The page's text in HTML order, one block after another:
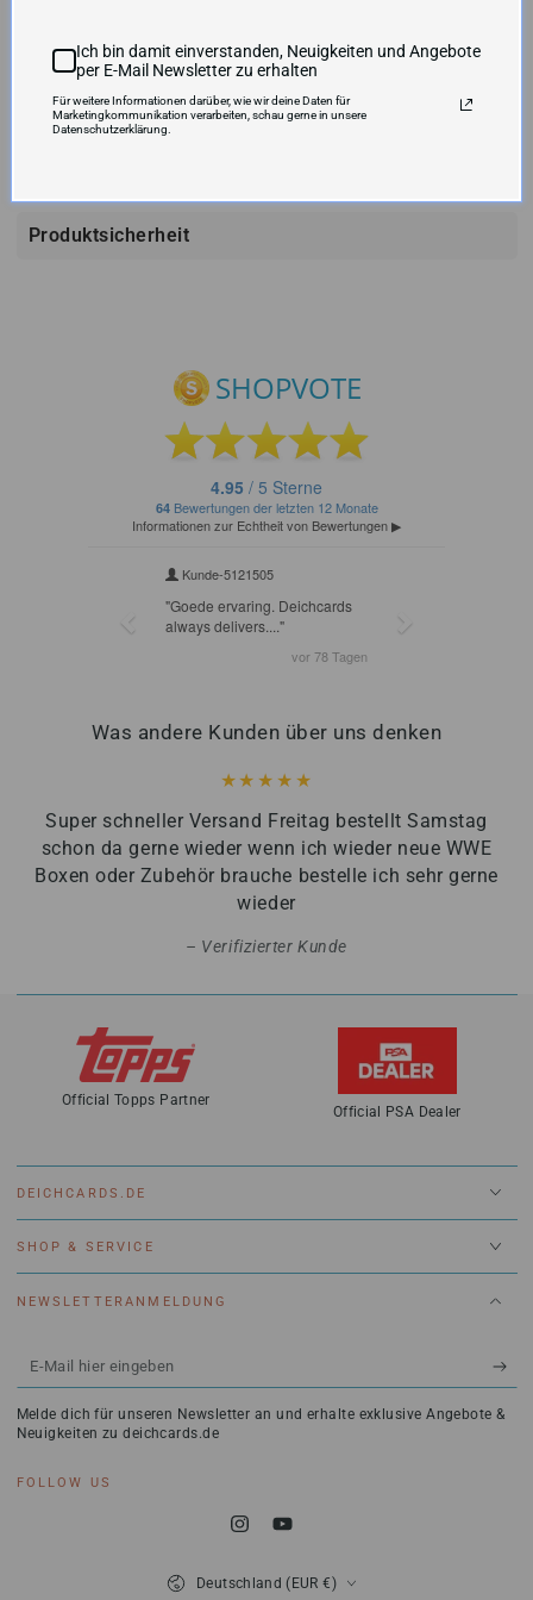
Produktsicherheit
Was andere Kunden über uns denken
Super schneller Versand Freitag bestellt Samstag
schon da gerne wieder wenn ich wieder neue WWE
Boxen oder Zubehör brauche bestelle ich sehr gerne
wieder
Verifizierter Kunde
Official Topps Partner
Official PSA Dealer
DEICHCARDS.DE
SHOP & SERVICE
NEWSLETTERANMELDUNG
E-
Mail
hier
Melde dich für unseren Newsletter an und erhalte exklusive Angebote &
Neuigkeiten zu deichcards.de
FOLLOW US
InstagramYouTube
Deutschland (EUR €)
Ich bin damit einverstanden, Neuigkeiten und Angebote
per E-Mail Newsletter zu erhalten
Für weitere Informationen darüber, wie wir deine Daten für
Marketingkommunikation verarbeiten, schau gerne in unsere
Datenschutzerklärung.